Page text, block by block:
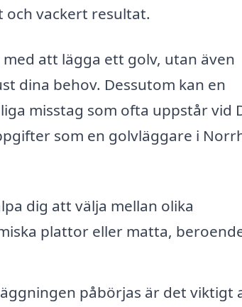
vackert resultat.
att lägga ett golv, utan även
dina behov. Dessutom kan en
misstag som ofta uppstår vid
som en golvläggare i
dig att välja mellan olika
plattor eller matta,
påbörjas är det viktigt